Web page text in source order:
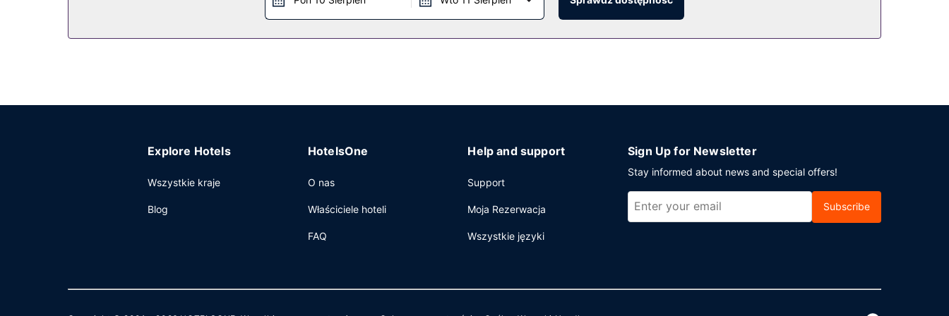
Spróbuj kuchni takiej jak owoce morza w restauracji Tides, jednej z wielu w obiekcie takim jak willa, gdzie możesz znaleźć 6 restauracje i kawiarnię. Ożywcze napoje
znajdziesz w jednym z lokali: bar plażowy, bar przy basenie i 6 bary/salony klubowe.
Explore Hotels
Wszystkie kraje
Blog
HotelsOne
O nas
Właściciele hoteli
FAQ
Help and support
Support
Moja Rezerwacja
Wszystkie języki
Sign Up for Newsletter
Stay informed about news and special offers!
Subscribe